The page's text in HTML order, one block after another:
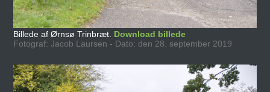
Billede af Ørnsø Trinbræt. Download billede
Fotograf: Jacob Laursen - Dato: den 28. september 2019